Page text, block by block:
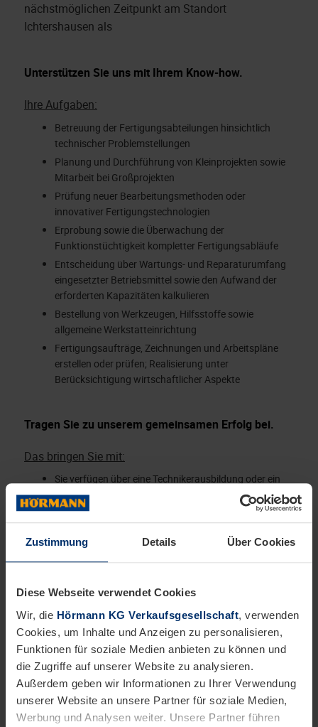
Zustimmung Details Über Cookies
Diese Webseite verwendet Cookies
Wir, die Hörmann KG Verkaufsgesellschaft, verwenden
Cookies, um Inhalte und Anzeigen zu personalisieren,
Funktionen für soziale Medien anbieten zu können und
die Zugriffe auf unserer Website zu analysieren.
Außerdem geben wir Informationen zu Ihrer Verwendung
unserer Website an unsere Partner für soziale Medien,
Werbung und Analysen weiter. Unsere Partner führen
nächstmöglichen Zeitpunkt am Standort
Ichtershausen als
Unterstützen Sie uns mit Ihrem Know-how.
Ihre Aufgaben:
Betreuung der Fertigungsabteilungen hinsichtlich
technischer Problemstellungen
Planung und Durchführung von Kleinprojekten sowie
Mitarbeit bei Großprojekten
Prüfung neuer Bearbeitungsmethoden oder
innovativer Fertigungstechnologien
Erprobung sowie die Überwachung der
Funktionstüchtigkeit kompletter Fertigungsabläufe
Entscheidung über Wartungs- und Reparaturumfang
eingesetzter Betriebsmittel sowie den Aufwand der
erforderten Kapazitäten kalkulieren
Bestellung von Werkzeugen, Hilfsstoffe sowie
allgemeine Werkstatteinrichtung
Fertigungsaufträge, Zeichnungen und Arbeitspläne
erstellen oder prüfen; Realisierung unter
Berücksichtigung wirtschaftlicher Aspekte
Tragen Sie zu unserem gemeinsamen Erfolg bei.
Das bringen Sie mit:
Sie verfügen über eine Technikerausbildung oder ein
abgeschlossenes Studium im Bereich Maschinenbau,
Wirtschaftsingenieurwesen oder Elektrotechnik
(Outlook, Excel, Word, PowerPoint, Teams)
Kenntnisse im Umgang mit Inventor und AutoCAD
lösungsorientiertes Handeln
Ausgeprägte Kommunikationsfähigkeit
Zuverlässigkeit, Flexibilität und Leistungsbereitschaft
Dies wäre wünschenswert:
Erfahrungen im Projektmanagement
SAP-Kenntnisse